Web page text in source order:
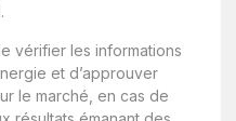
vérifier les informations
et d’approuver
le marché, en cas de